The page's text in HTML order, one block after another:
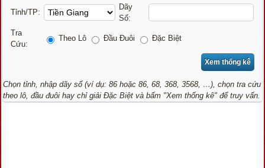
Tỉnh/TP:
Dãy
Số:
Tra
Cứu:
Theo Lô Đầu Đuôi Đặc Biệt
Chọn tỉnh, nhập dãy số (ví dụ: 86 hoặc 86, 68, 368, 3568, …), chọn tra cứu
theo lô, đầu đuôi hay chỉ giải Đặc Biệt và bấm "Xem thống kê" để truy vấn.